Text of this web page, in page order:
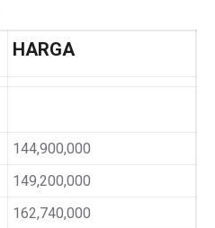
HARGA
144,900,000
149,200,000
162,740,000